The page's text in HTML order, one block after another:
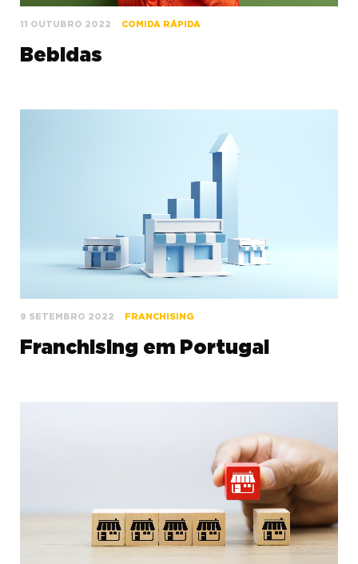
11 OUTUBRO 2022 COMIDA RÁPIDA
Bebidas
9 SETEMBRO 2022 FRANCHISING
Franchising em Portugal